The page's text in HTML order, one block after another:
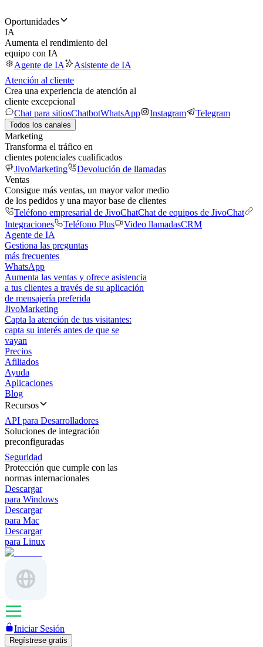
Oportunidades
IA
Aumenta el rendimiento del
equipo con IA
Agente de IA
Asistente de IA
Atención al cliente
Crea una experiencia de atención al
cliente excepcional
Chat para sitiosChatbotWhatsApp Instagram Telegram
Todos los canales
Marketing
Transforma el tráfico en
clientes potenciales cualificados
JivoMarketing
Devolución de llamadas
Ventas
Consigue más ventas, un mayor valor medio
de los pedidos y una mayor base de clientes
Teléfono empresarial de JivoChatChat de equipos de JivoChat
Integraciones
Teléfono Plus Video llamadasCRM
Agente de IA
Gestiona las preguntas
más frecuentes
WhatsApp
Aumenta las ventas y ofrece asistencia
a tus clientes a través de su aplicación
de mensajería preferida
JivoMarketing
Capta la atención de tus visitantes:
capta su interés antes de que se
vayan
Precios
Afiliados
Ayuda
Aplicaciones
Blog
Recursos
API para Desarrolladores
Soluciones de integración
preconfiguradas
Seguridad
Protección que cumple con las
normas internacionales
Descargar
para Windows
Descargar
para Mac
Descargar
para Linux
Iniciar Sesión
Regístrese gratis